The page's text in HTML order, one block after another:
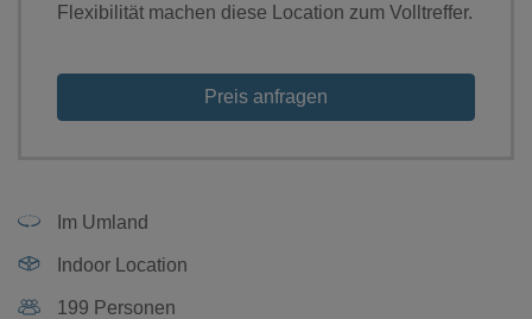
Flexibilität machen diese Location zum Volltreffer.
Preis anfragen
Im Umland
Indoor Location
199 Personen